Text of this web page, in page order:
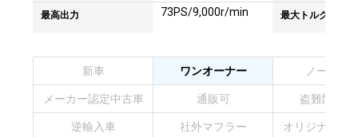
最高出力 73PS/9,000r/min 最大トルク
新車 ワンオーナー ノーマル
メーカー認定中古車 通販可 盗難防止装
逆輸入車 社外マフラー オリジナルペ